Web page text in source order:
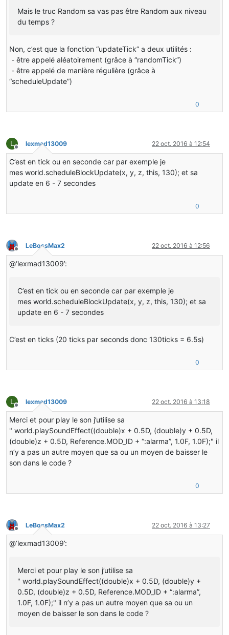
Mais le truc Random sa vas pas être Random aux niveau
du temps ?
Non, c’est que la fonction “updateTick” a deux utilités :
- être appelé aléatoirement (grâce à “randomTick”)
- être appelé de manière régulière (grâce à
“scheduleUpdate”)
0
L
Hors-ligne
lexmad13009 22 oct. 2016 à 12:54
C’est en tick ou en seconde car par exemple je
mes world.scheduleBlockUpdate(x, y, z, this, 130); et sa
update en 6 - 7 secondes
0
Hors-ligne
LeBossMax2 22 oct. 2016 à 12:56
@‘lexmad13009’:
C’est en tick ou en seconde car par exemple je
mes world.scheduleBlockUpdate(x, y, z, this, 130); et sa
update en 6 - 7 secondes
C’est en ticks (20 ticks par seconds donc 130ticks = 6.5s)
0
L
Hors-ligne
lexmad13009 22 oct. 2016 à 13:18
Merci et pour play le son j’utilise sa
" world.playSoundEffect((double)x + 0.5D, (double)y + 0.5D,
(double)z + 0.5D, Reference.MOD_ID + “:alarma”, 1.0F, 1.0F);" il
n’y a pas un autre moyen que sa ou un moyen de baisser le
son dans le code ?
0
Hors-ligne
LeBossMax2 22 oct. 2016 à 13:27
@‘lexmad13009’:
Merci et pour play le son j’utilise sa
" world.playSoundEffect((double)x + 0.5D, (double)y +
0.5D, (double)z + 0.5D, Reference.MOD_ID + “:alarma”,
1.0F, 1.0F);" il n’y a pas un autre moyen que sa ou un
moyen de baisser le son dans le code ?